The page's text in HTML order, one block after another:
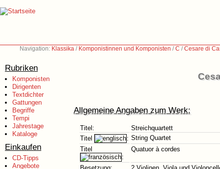
Navigation: Klassika / Komponistinnen und Komponisten /C /Cesare di
Rubriken
Komponisten
Dirigenten
Textdichter
Gattungen
Begriffe
Tempi
Jahrestage
Kataloge
Einkaufen
CD-Tipps
Angebote
Allgemeine Angaben zum Werk:
Titel:
Streichquartett
Titel
: String Quartet
Titel
:
Quatuor à cordes